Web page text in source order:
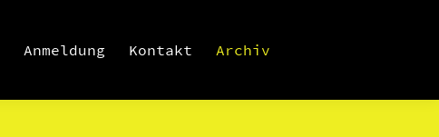
Anmeldung Kontakt Archiv